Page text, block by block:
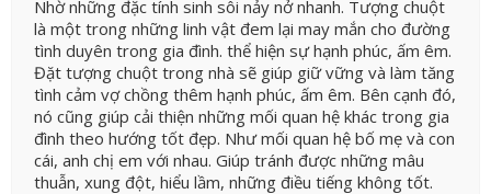
Nhờ những đặc tính sinh sôi nảy nở nhanh. Tượng chuột
là một trong những linh vật đem lại may mắn cho đường
tình duyên trong gia đình. thể hiện sự hạnh phúc, ấm êm.
Đặt tượng chuột trong nhà sẽ giúp giữ vững và làm tăng
tình cảm vợ chồng thêm hạnh phúc, ấm êm. Bên cạnh đó,
nó cũng giúp cải thiện những mối quan hệ khác trong gia
đình theo hướng tốt đẹp. Như mối quan hệ bố mẹ và con
cái, anh chị em với nhau. Giúp tránh được những mâu
thuẫn, xung đột, hiểu lầm, những điều tiếng không tốt.